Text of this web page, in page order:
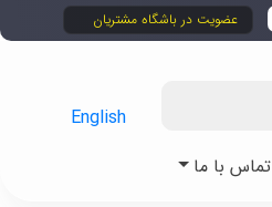
عضویت در باشگاه مشتریان
تماس با ما
English